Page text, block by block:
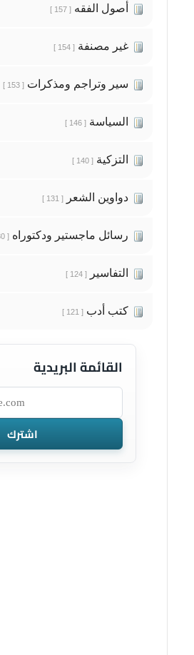
أصول الفقه [ 157 ]
غير مصنفة [ 154 ]
سير وتراجم ومذكرات [ 153 ]
السياسة [ 146 ]
التزكية [ 140 ]
دواوين الشعر [ 131 ]
رسائل ماجستير ودكتوراه [ 130 ]
التفاسير [ 124 ]
كتب أدب [ 121 ]
القائمة البريدية